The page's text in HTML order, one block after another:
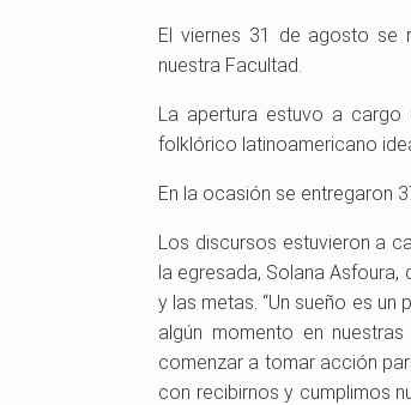
El viernes 31 de agosto se
nuestra Facultad.
La apertura estuvo a cargo
folklórico latinoamericano
En la ocasión se entregaron
Los discursos estuvieron a
la egresada, Solana
y las metas. “Un sueño es
algún momento en
comenzar a tomar acción
con recibirnos y cumplimos